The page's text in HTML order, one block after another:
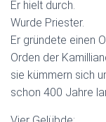
Er hielt durch.
Wurde Priester.
Er gründete einen
Orden der
sie kümmern sich
schon 400 Jahre